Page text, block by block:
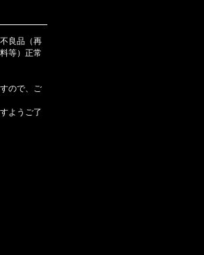
良品（再
等）正常
ので、ご
ようご了